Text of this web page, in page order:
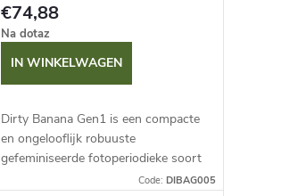
€74,88
Na dotaz
IN WINKELWAGEN
Dirty Banana Gen1 is een compacte
en ongelooflijk robuuste
gefeminiseerde fotoperiodieke soort
met een snelle bloeitijd van 49-56
Code: DIBAG005